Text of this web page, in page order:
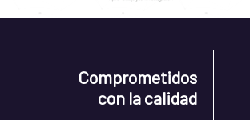
Comprometidos
con la calidad